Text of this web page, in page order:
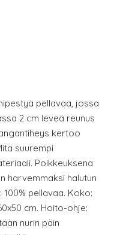
pellavaa, jossa
2 cm leveä reunus
kertoo
suurempi
Poikkeuksena
harvemmaksi halutun
pellavaa. Koko:
cm. Hoito-ohje:
nurin päin